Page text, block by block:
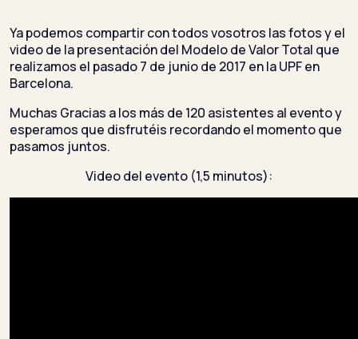
Ya podemos compartir con todos vosotros las fotos y el
video de la presentación del Modelo de Valor Total que
realizamos el pasado 7 de junio de 2017 en la UPF en
Barcelona.
Muchas Gracias a los más de 120 asistentes al evento y
esperamos que disfrutéis recordando el momento que
pasamos juntos.
Video del evento (1,5 minutos):